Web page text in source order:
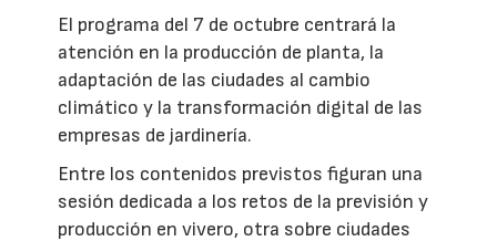
El programa del 7 de octubre centrará la
atención en la producción de planta, la
adaptación de las ciudades al cambio
climático y la transformación digital de las
empresas de jardinería.
Entre los contenidos previstos figuran una
sesión dedicada a los retos de la previsión y
producción en vivero, otra sobre ciudades